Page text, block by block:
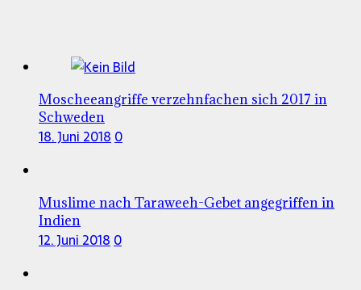
Moscheeangriffe verzehnfachen sich 2017 in
Schweden
18. Juni 2018 0
Muslime nach Taraweeh-Gebet angegriffen in
Indien
12. Juni 2018 0